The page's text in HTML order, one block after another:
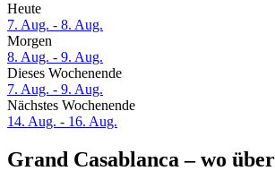
Heute
7. Aug. - 8. Aug.
Morgen
8. Aug. - 9. Aug.
Dieses Wochenende
7. Aug. - 9. Aug.
Nächstes Wochenende
14. Aug. - 16. Aug.
Grand Casablanca – wo